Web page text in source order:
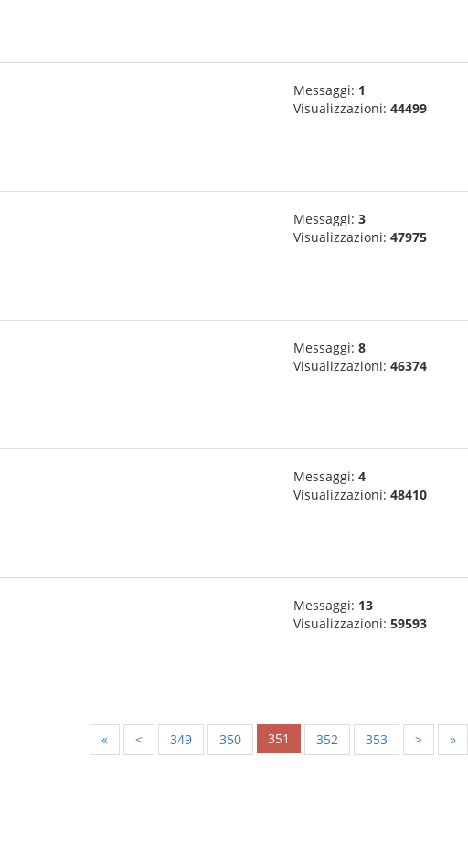
Messaggi: 1
Visualizzazioni: 44499
Messaggi: 3
Visualizzazioni: 47975
Messaggi: 8
Visualizzazioni: 46374
Messaggi: 4
Visualizzazioni: 48410
Messaggi: 13
Visualizzazioni: 59593
« < 349 350 351 352 353 > »